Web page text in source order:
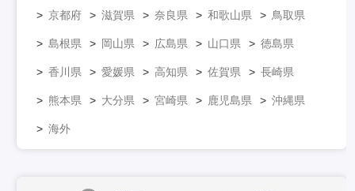
京都府 滋賀県 奈良県 和歌山県 鳥取県
島根県 岡山県 広島県 山口県 徳島県
香川県 愛媛県 高知県 佐賀県 長崎県
熊本県 大分県 宮崎県 鹿児島県 沖縄県
海外